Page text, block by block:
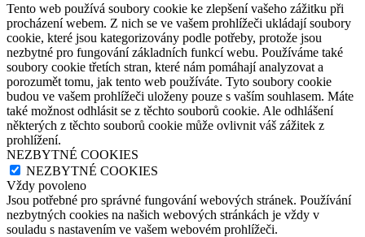
Tento web používá soubory cookie ke zlepšení vašeho zážitku při
procházení webem. Z nich se ve vašem prohlížeči ukládají soubory
cookie, které jsou kategorizovány podle potřeby, protože jsou
nezbytné pro fungování základních funkcí webu. Používáme také
soubory cookie třetích stran, které nám pomáhají analyzovat a
porozumět tomu, jak tento web používáte. Tyto soubory cookie
budou ve vašem prohlížeči uloženy pouze s vaším souhlasem. Máte
také možnost odhlásit se z těchto souborů cookie. Ale odhlášení
některých z těchto souborů cookie může ovlivnit váš zážitek z
prohlížení.
NEZBYTNÉ COOKIES
NEZBYTNÉ COOKIES
Vždy povoleno
Jsou potřebné pro správné fungování webových stránek. Používání
nezbytných cookies na našich webových stránkách je vždy v
souladu s nastavením ve vašem webovém prohlížeči.